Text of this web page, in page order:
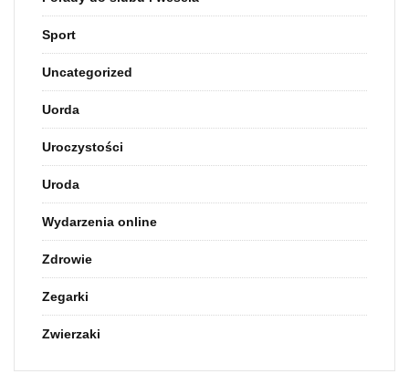
Sport
Uncategorized
Uorda
Uroczystości
Uroda
Wydarzenia online
Zdrowie
Zegarki
Zwierzaki